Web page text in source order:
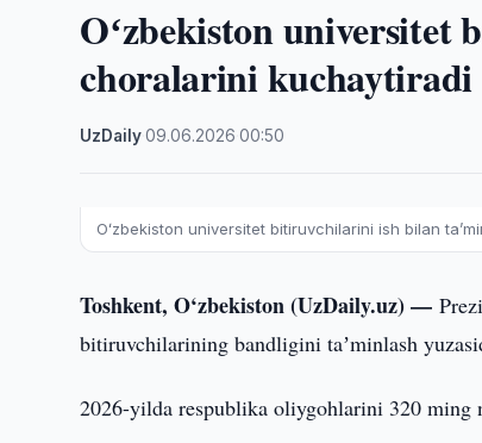
Oʻzbekiston
choralarini kuchaytiradi
UzDaily·09.06.2026 ·00:50
Oʻzbekiston universitet bitiruvchilarini ish bilan
Toshkent, O‘zbekiston (UzDaily.uz) —
bitiruvchilarining bandligini taʼminlash
2026-yilda respublika oliygohlarini 320 ming